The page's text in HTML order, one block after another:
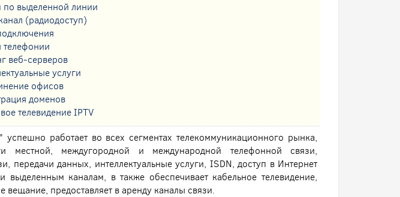
по выделенной линии
(радиодоступ)
телефонии
веб-серверов
услуги
офисов
доменов
телевидение IPTV
работает во всех сегментах телекоммуникационного рынка,
местной, междугородной и международной телефонной связи,
передачи данных, интеллектуальные услуги, ISDN, доступ в Интернет
каналам, в также обеспечивает кабельное телевидение,
вещание, предоставляет в аренду каналы связи.